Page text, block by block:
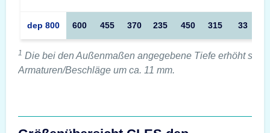
dep 800 600 455 370 235 450 315 33
1 Die bei den Außenmaßen angegebene Tiefe erhöht sich
Armaturen/Beschläge um ca. 11 mm.